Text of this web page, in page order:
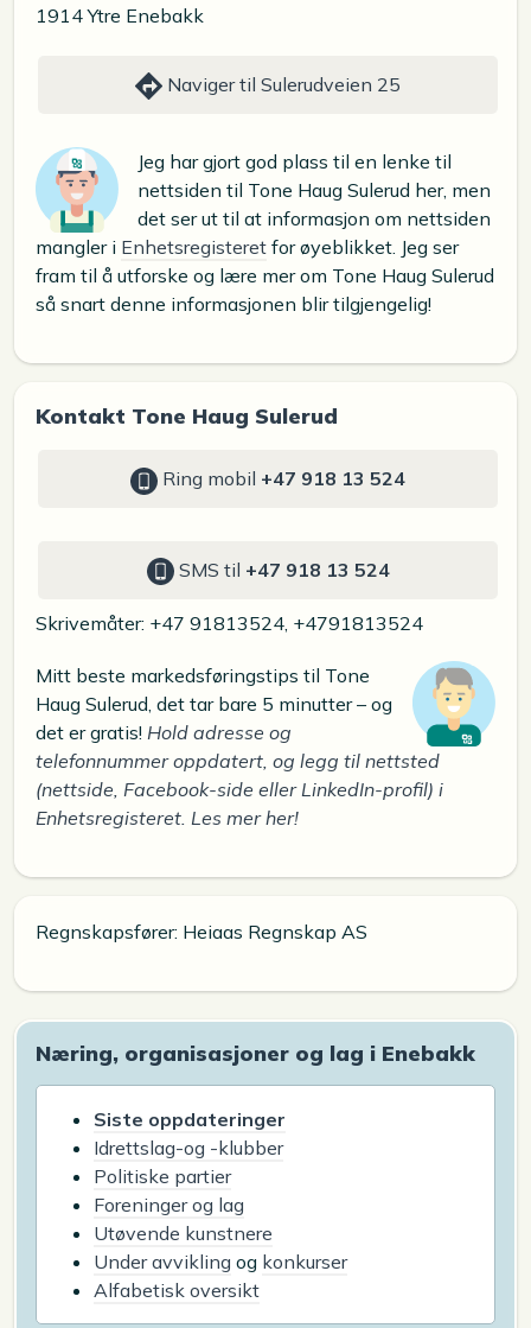
1914 Ytre Enebakk
Naviger til Sulerudveien 25
Jeg har gjort god plass til en lenke til
nettsiden til Tone Haug Sulerud her, men
det ser ut til at informasjon om nettsiden
mangler i Enhetsregisteret for øyeblikket. Jeg ser
fram til å utforske og lære mer om Tone Haug Sulerud
så snart denne informasjonen blir tilgjengelig!
Kontakt Tone Haug Sulerud
Ring mobil +47 918 13 524
SMS til +47 918 13 524
Skrivemåter: +47 91813524, +4791813524
Mitt beste markedsføringstips til Tone
Haug Sulerud, det tar bare 5 minutter – og
det er gratis! Hold adresse og
telefonnummer oppdatert, og legg til nettsted
(nettside, Facebook-side eller LinkedIn-profil) i
Enhetsregisteret. Les mer her!
Regnskapsfører: Heiaas Regnskap AS
Næring, organisasjoner og lag i Enebakk
Siste oppdateringer
Idrettslag-og -klubber
Politiske partier
Foreninger og lag
Utøvende kunstnere
Under avvikling og konkurser
Alfabetisk oversikt